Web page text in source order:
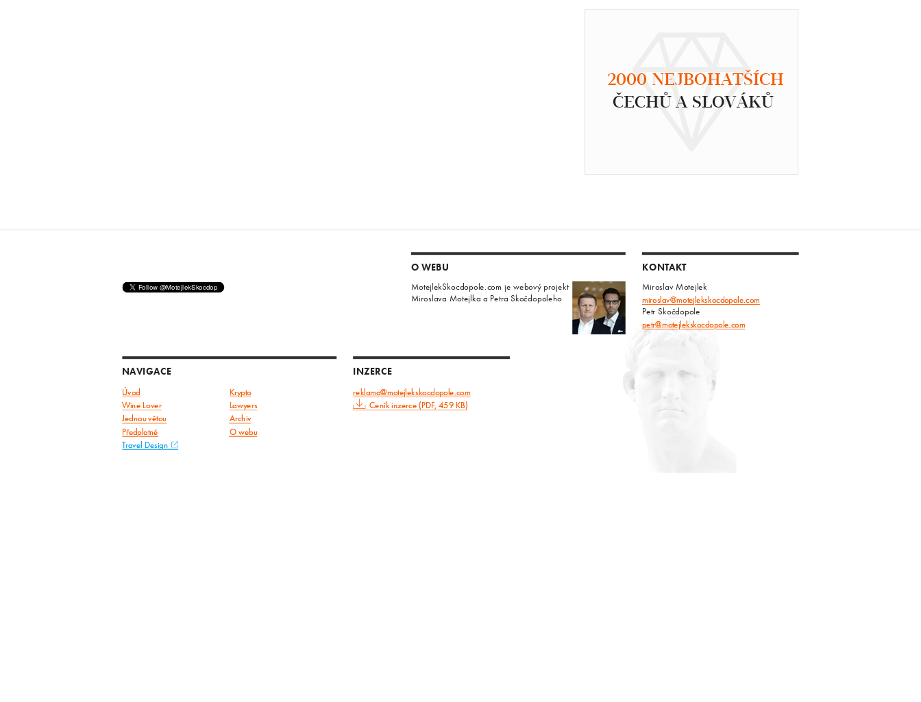
2000 NEJBOHATŠÍCH
ČECHŮ A SLOVÁKŮ
O WEBU
MotejlekSkocdopole.com je webový projekt
Miroslava Motejlka a Petra Skočdopoleho
KONTAKT
Miroslav Motejlek
miroslav@motejlekskocdopole.com
Petr Skočdopole
petr@motejlekskocdopole.com
NAVIGACE
Úvod Krypto
Wine Lover
Lawyers
Jednou větou
Archiv
Předplatné O webu
Travel Design
INZERCE
reklama@motejlekskocdopole.com
Ceník inzerce (PDF, 459 KB)